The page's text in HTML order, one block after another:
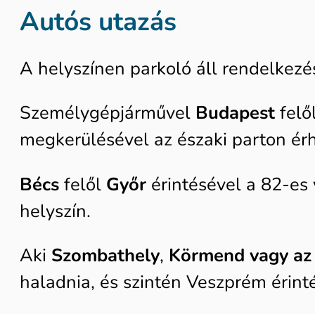
Autós utazás
A helyszínen parkoló áll
Személygépjárművel Budapestfelől
megkerülésével az északi parton
Bécsfelől Győrérintésével a 82-es
helyszín.
Aki Szombathely, Körmend vagy
haladnia, és szintén Veszprém